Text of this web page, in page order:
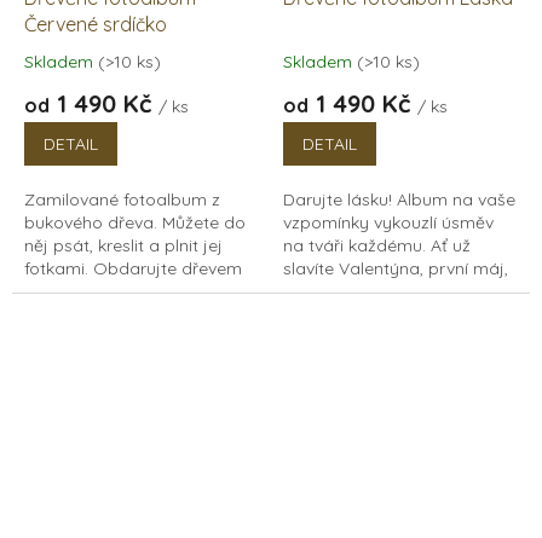
Červené srdíčko
Průměrné
produktu
5,0
5
hvězdiček.
Skladem (>10 ks)
od 1 490 Kč / ks
DETAIL
Zamilované fotoalbum z
bukového dřeva. Můžete do
něj psát, kreslit a plnit jej
fotkami. Obdarujte dřevem
své blízké, nebo udělejte
Průměrné
produktu
5,0
5
hvězdiček.
Skladem (>10 ks)
od 1 490 Kč / ks
DETAIL
Darujte lásku! Album na vaše
vzpomínky vykouzlí úsměv
na tváři každému. Ať už
slavíte Valentýna, první máj,
nebo třeba narozeniny, bude